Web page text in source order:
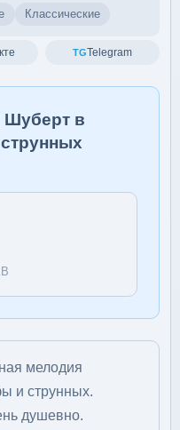
Классические
TGTelegram
Шуберт в
мелодия
и струнных.
душевно.